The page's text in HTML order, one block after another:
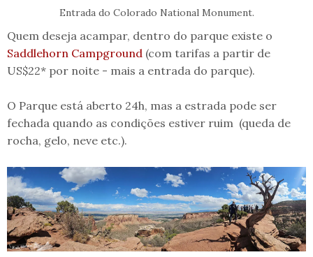
Entrada do Colorado National Monument.
Quem deseja acampar, dentro do parque existe o
Saddlehorn Campground (com tarifas a partir de
US$22* por noite - mais a entrada do parque).
O Parque está aberto 24h, mas a estrada pode ser
fechada quando as condições estiver ruim (queda de
rocha, gelo, neve etc.).